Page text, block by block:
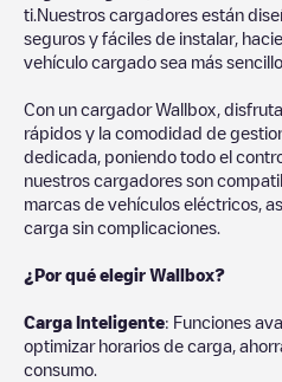
ti.Nuestros cargadores están
seguros y fáciles de instalar,
vehículo cargado sea más
Con un cargador Wallbox,
rápidos y la comodidad de
dedicada, poniendo todo el
nuestros cargadores son
marcas de vehículos eléctricos,
carga sin complicaciones.
¿Por qué elegir Wallbox?
Carga Inteligente: Funciones
optimizar horarios de carga,
consumo.